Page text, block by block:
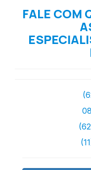
FALE COM